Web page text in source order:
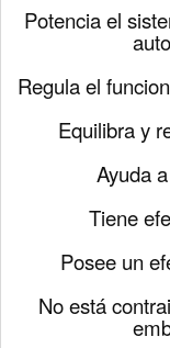
Potencia el
Regula el
Equilibra y
Ayuda
Tiene
Posee un
No está